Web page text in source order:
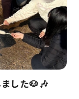
した🐶🎶